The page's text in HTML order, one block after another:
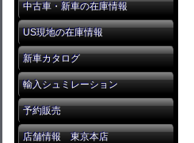
中古車・新車の在庫情報
US現地の在庫情報
新車カタログ
輸入シュミレーション
予約販売
店舗情報 東京本店